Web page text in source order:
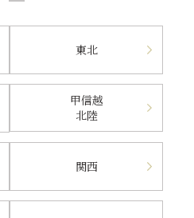
東北
甲信越
北陸
関西